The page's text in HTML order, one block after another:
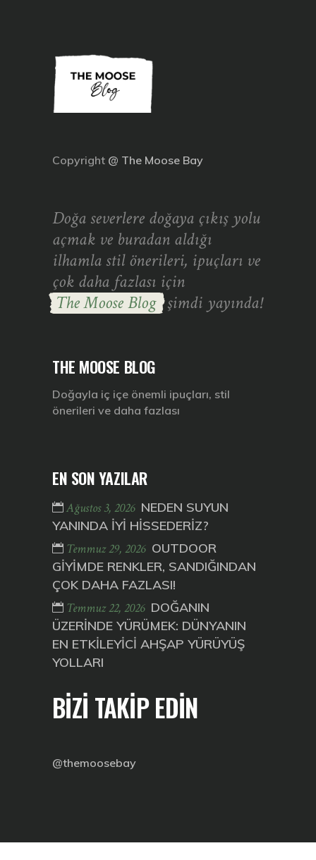
Copyright @ The Moose Bay
Doğa severlere doğaya çıkış yolu
açmak ve buradan aldığı
ilhamla stil önerileri, ipuçları ve
çok daha fazlası için
The Moose Blog şimdi yayında!
THE MOOSE BLOG
Doğayla iç içe önemli ipuçları, stil
önerileri ve daha fazlası
EN SON YAZILAR
Ağustos 3, 2026 NEDEN SUYUN
YANINDA İYİ HİSSEDERİZ?
Temmuz 29, 2026 OUTDOOR
GİYİMDE RENKLER, SANDIĞINDAN
ÇOK DAHA FAZLASI!
Temmuz 22, 2026 DOĞANIN
ÜZERİNDE YÜRÜMEK: DÜNYANIN
EN ETKİLEYİCİ AHŞAP YÜRÜYÜŞ
YOLLARI
BİZİ TAKİP EDİN
@themoosebay